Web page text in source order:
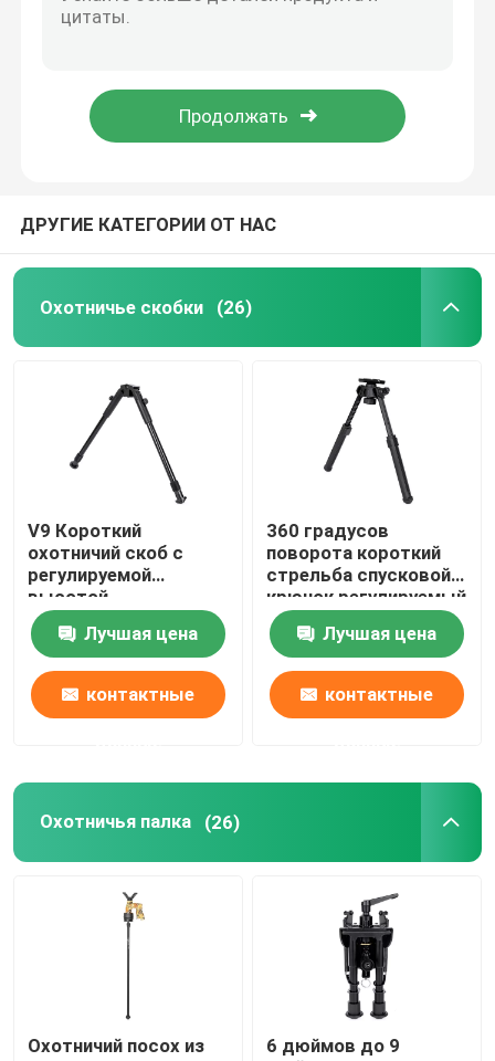
Охотиться тренога
Ручка стрельбы
Стреляющий штатив
Стрелковая стойка
Стрельба на биподе
Охотиться винтовка Bipod
Охотиться аксессуары
стойка камеры
Телескопная установка
вися кронштейн
ДРУГИЕ КАТЕГОРИИ ОТ НАС
Охотничье скобки (26)
V9 Короткий
охотничий скоб с
регулируемой
высотой
Алюминиевый сплав
Лучшая цена
контактные
360 градусов
поворота короткий
стрельба спусковой
крючок регулируемый
угол
Лучшая цена
контактные
Охотничья палка (26)
Охотничий посох из
6 дюймов до 9